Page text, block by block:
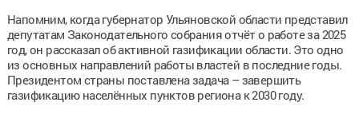
Напомним, когда губернатор Ульяновской области представил
депутатам Законодательного собрания отчёт о работе за 2025
год, он рассказал об активной газификации области. Это одно
из основных направлений работы властей в последние годы.
Президентом страны поставлена задача – завершить
газификацию населённых пунктов региона к 2030 году.